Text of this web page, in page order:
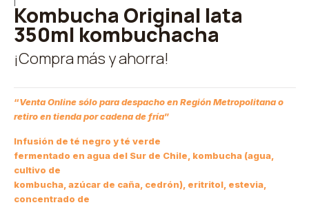
Kombucha Original lata
350ml kombuchacha
¡Compra más y ahorra!
“Venta Online sólo para despacho en Región Metropolitana o
retiro en tienda por cadena de fría”
Infusión de té negro y té verde
fermentado en agua del Sur de Chile, kombucha (agua,
cultivo de
kombucha, azúcar de caña, cedrón), eritritol, estevia,
concentrado de